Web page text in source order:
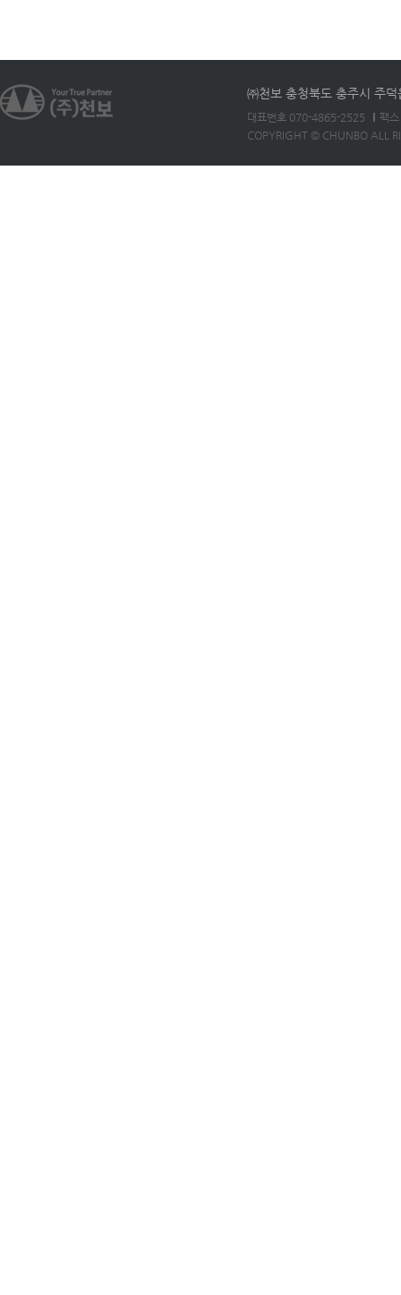
㈜천보 충청북도 충주시 주
대표번호 070-4865-2525
팩
COPYRIGHT © CHUNBO ALL